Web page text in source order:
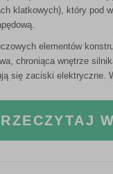
klatkowych), który pod
elementów
chroniąca wnętrze
się zaciski elektryczne.